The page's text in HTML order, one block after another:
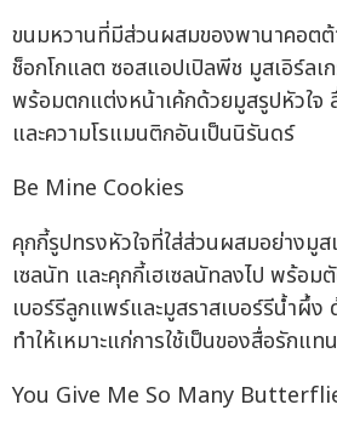
ขนมหวานที่มีส่วนผสมของพานาคอตต้
ช็อกโกแลต ซอสแอปเปิลพีช มูสเอิร์ลเ
พร้อมตกแต่งหน้าเค้กด้วยมูสรูปหัวใจ
และความโรแมนติกอันเป็นนิรันดร์
Be Mine Cookies
คุกกี้รูปทรงหัวใจที่ใส่ส่วนผสมอย่างมูส
เซลนัท และคุกกี้เฮเซลนัทลงไป พร้อ
เบอร์รีลูกแพร์และมูสราสเบอร์รีน้ำผึ้
ทำให้เหมาะแก่การใช้เป็นของสื่อรักแท
You Give Me So Many